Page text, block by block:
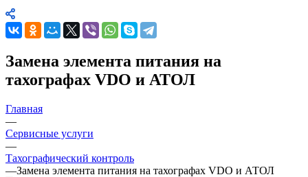
Замена элемента питания на
тахографах VDO и АТОЛ
Главная
—
Сервисные услуги
—
Тахографический контроль
—Замена элемента питания на тахографах VDO и АТОЛ